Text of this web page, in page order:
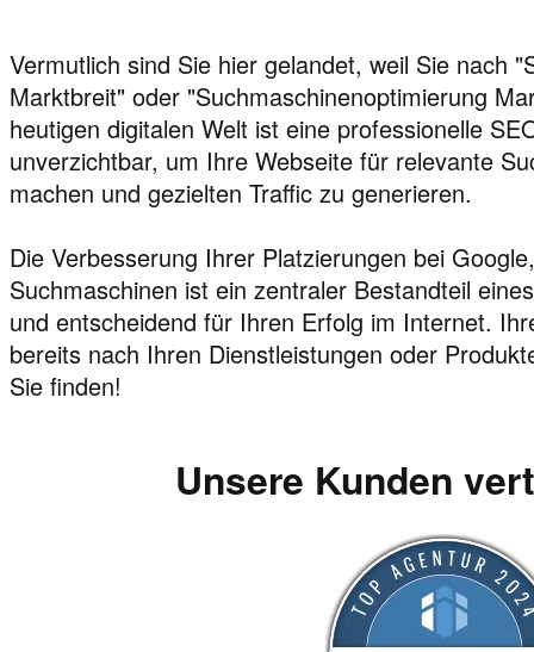
Vermutlich sind Sie hier gelandet, weil Sie nach
Marktbreit" oder "Suchmaschinenoptimierung
heutigen digitalen Welt ist eine professionelle
unverzichtbar, um Ihre Webseite für relevante
machen und gezielten Traffic zu generieren.
Die Verbesserung Ihrer Platzierungen bei
Suchmaschinen ist ein zentraler Bestandteil
und entscheidend für Ihren Erfolg im Internet.
bereits nach Ihren Dienstleistungen oder
Sie finden!
Unsere Kunden